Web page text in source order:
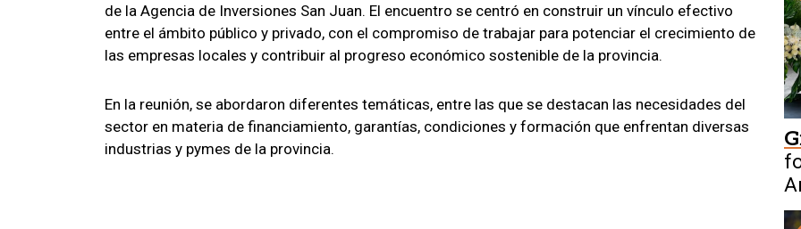
de la Agencia de Inversiones San Juan. El encuentro se centró en construir un vínculo efectivo
entre el ámbito público y privado, con el compromiso de trabajar para potenciar el crecimiento de
las empresas locales y contribuir al progreso económico sostenible de la provincia.
En la reunión, se abordaron diferentes temáticas, entre las que se destacan las necesidades del
sector en materia de financiamiento, garantías, condiciones y formación que enfrentan diversas
industrias y pymes de la provincia.